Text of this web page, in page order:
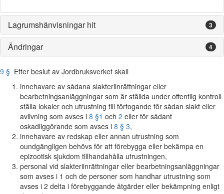
Lagrumshänvisningar hit 3
Ändringar 4
9 § Efter beslut av Jordbruksverket skall
innehavare av sådana slakteriinrättningar eller
bearbetningsanläggningar som är ställda under offentlig kontroll
ställa lokaler och utrustning till förfogande för sådan slakt eller
avlivning som avses i 8 §1 och 2 eller för sådant
oskadliggörande som avses i 8 § 3,
innehavare av redskap eller annan utrustning som
oundgängligen behövs för att förebygga eller bekämpa en
epizootisk sjukdom tillhandahålla utrustningen,
personal vid slakteriinrättningar eller bearbetningsanläggningar
som avses i 1 och de personer som handhar utrustning som
avses i 2 delta i förebyggande åtgärder eller bekämpning enligt